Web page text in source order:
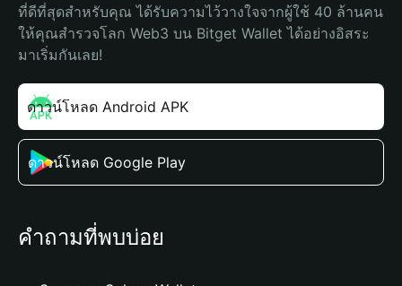
ที่ดีที่สุดสำหรับคุณ ได้รับความไว้วางใจจากผู้ใช้ 40 ล้านคน
ให้คุณสำรวจโลก Web3 บน Bitget Wallet ได้อย่างอิสระ
มาเริ่มกันเลย!
ดาวน์โหลด Android APK
ดาวน์โหลด Google Play
คำถามที่พบบ่อย